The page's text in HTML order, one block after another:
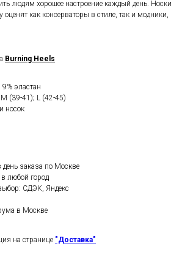
людям хорошее настроение каждый день. Носки
оценят как консерваторы в стиле, так и модники,
Burning Heels
эластан
(39-41); L (42-45)
носок
день заказа по Москве
любой город
СДЭК, Яндекс
в Москве
на странице "Доставка"